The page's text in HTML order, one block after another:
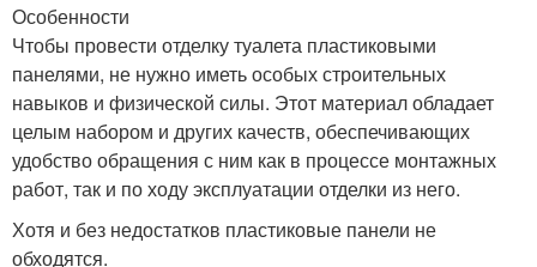
Особенности
Чтобы провести отделку туалета пластиковыми
панелями, не нужно иметь особых строительных
навыков и физической силы. Этот материал обладает
целым набором и других качеств, обеспечивающих
удобство обращения с ним как в процессе монтажных
работ, так и по ходу эксплуатации отделки из него.
Хотя и без недостатков пластиковые панели не
обходятся.